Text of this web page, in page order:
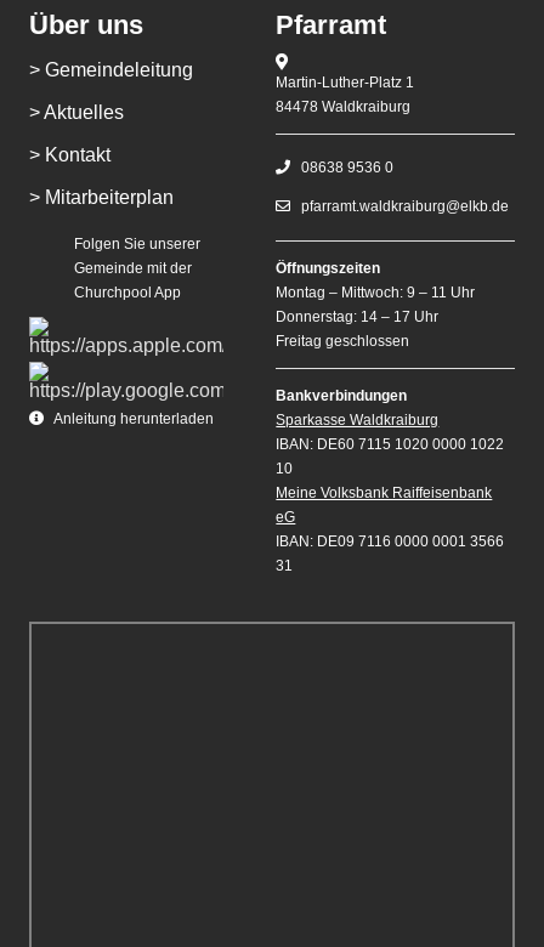
Über uns
> Gemeindeleitung
> Aktuelles
> Kontakt
> Mitarbeiterplan
Folgen Sie unserer
Gemeinde mit der
Churchpool App
Anleitung herunterladen
Pfarramt
Martin-Luther-Platz 1
84478 Waldkraiburg
08638 9536 0
pfarramt.waldkraiburg@elkb.de
Öffnungszeiten
Montag – Mittwoch: 9 – 11 Uhr
Donnerstag: 14 – 17 Uhr
Freitag geschlossen
Bankverbindungen
Sparkasse Waldkraiburg
IBAN: DE60 7115 1020 0000 1022
10
Meine Volksbank Raiffeisenbank
eG
IBAN: DE09 7116 0000 0001 3566
31